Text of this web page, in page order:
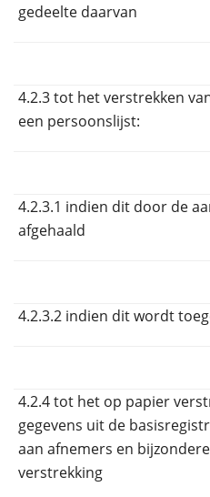
gedeelte daarvan
4.2.3 tot het verstrekken
een persoonslijst:
4.2.3.1 indien dit door de
afgehaald
4.2.3.2 indien dit wordt
4.2.4 tot het op papier
gegevens uit de
aan afnemers en
verstrekking